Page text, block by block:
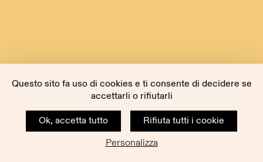
Questo sito fa uso di cookies e ti consente di decidere se
accettarli o rifiutarli
Ok, accetta tutto
Rifiuta tutti i cookie
Personalizza